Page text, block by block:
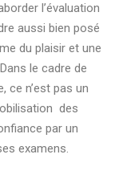
l’évaluation
aussi bien posé
du plaisir et une
le cadre de
ce n’est pas un
des
par un
examens.